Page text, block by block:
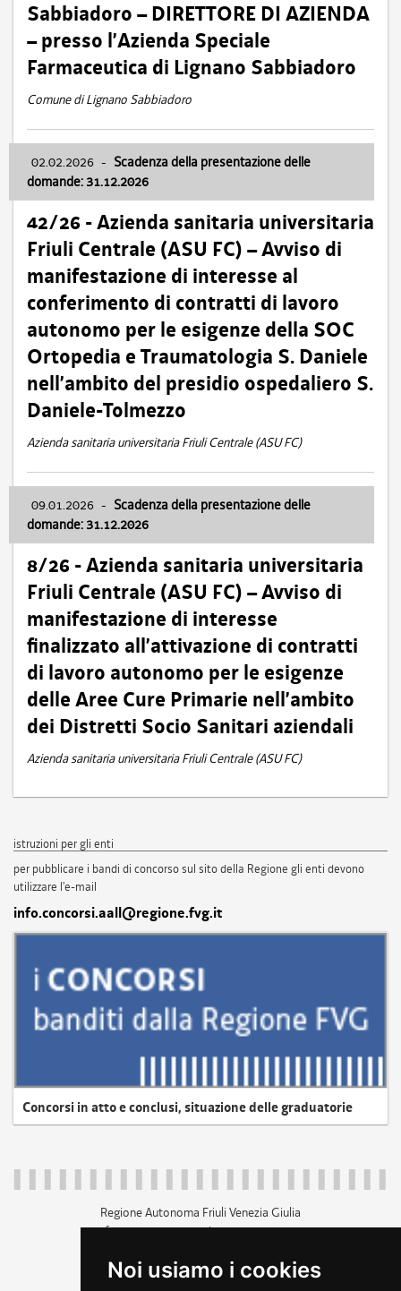
Noi usiamo i cookies
Sabbiadoro – DIRETTORE DI AZIENDA
– presso l’Azienda Speciale
Farmaceutica di Lignano Sabbiadoro
Comune di Lignano Sabbiadoro
02.02.2026 - Scadenza della presentazione delle
domande: 31.12.2026
42/26 - Azienda sanitaria universitaria
Friuli Centrale (ASU FC) – Avviso di
manifestazione di interesse al
conferimento di contratti di lavoro
autonomo per le esigenze della SOC
Ortopedia e Traumatologia S. Daniele
nell’ambito del presidio ospedaliero S.
Daniele-Tolmezzo
Azienda sanitaria universitaria Friuli Centrale (ASU FC)
09.01.2026 - Scadenza della presentazione delle
domande: 31.12.2026
8/26 - Azienda sanitaria universitaria
Friuli Centrale (ASU FC) – Avviso di
manifestazione di interesse
finalizzato all’attivazione di contratti
di lavoro autonomo per le esigenze
delle Aree Cure Primarie nell’ambito
dei Distretti Socio Sanitari aziendali
Azienda sanitaria universitaria Friuli Centrale (ASU FC)
istruzioni per gli enti
per pubblicare i bandi di concorso sul sito della Regione gli enti devono
utilizzare l'e-mail
info.concorsi.aall@regione.fvg.it
Concorsi in atto e conclusi, situazione delle graduatorie
Regione Autonoma Friuli Venezia Giulia
c.f. 80014930327; p.iva 00526040324
+39 040 3771111